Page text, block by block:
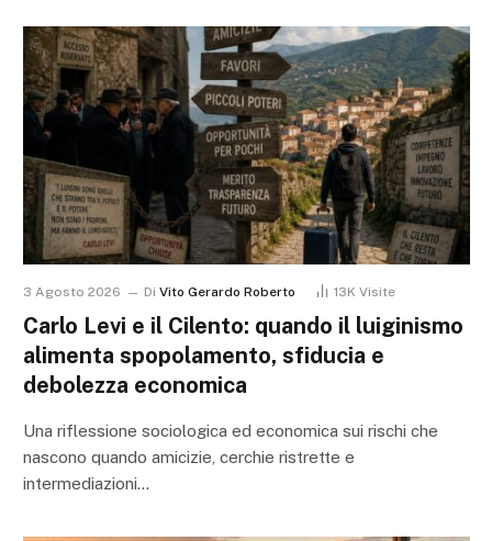
3 Agosto 2026 Di Vito Gerardo Roberto 13K Visite
Carlo Levi e il Cilento: quando il luiginismo
alimenta spopolamento, sfiducia e
debolezza economica
Una riflessione sociologica ed economica sui rischi che
nascono quando amicizie, cerchie ristrette e
intermediazioni…